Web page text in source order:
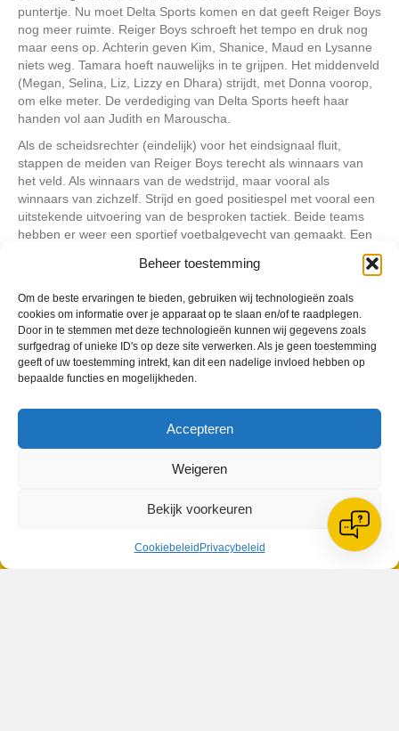
Beheer toestemming
Om de beste ervaringen te bieden, gebruiken wij technologieën zoals
cookies om informatie over je apparaat op te slaan en/of te raadplegen.
Door in te stemmen met deze technologieën kunnen wij gegevens zoals
surfgedrag of unieke ID's op deze site verwerken. Als je geen toestemming
geeft of uw toestemming intrekt, kan dit een nadelige invloed hebben op
bepaalde functies en mogelijkheden.
Accepteren
Weigeren
Bekijk voorkeuren
Cookiebeleid Privacybeleid
puntertje. Nu moet Delta Sports komen en dat geeft Reiger Boys
nog meer ruimte. Reiger Boys schroeft het tempo en druk nog
maar eens op. Achterin geven Kim, Shanice, Maud en Lysanne
niets weg. Tamara hoeft nauwelijks in te grijpen. Het middenveld
(Megan, Selina, Liz, Lizzy en Dhara) strijdt, met Donna voorop,
om elke meter. De verdediging van Delta Sports heeft haar
handen vol aan Judith en Marouscha.
Als de scheidsrechter (eindelijk) voor het eindsignaal fluit,
stappen de meiden van Reiger Boys terecht als winnaars van
het veld. Als winnaars van de wedstrijd, maar vooral als
winnaars van zichzelf. Strijd en goed positiespel met vooral een
uitstekende uitvoering van de besproken tactiek. Beide teams
hebben er weer een sportief voetbalgevecht van gemaakt. Een
Geplaatst inBerichten seizoen 2015-2016